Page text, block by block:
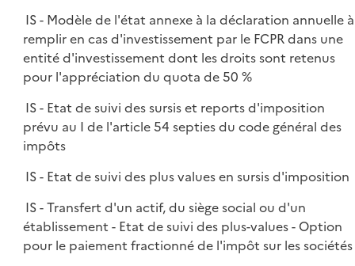
IS - Modèle de l'état annexe à la déclaration annuelle à
remplir en cas d'investissement par le FCPR dans une
entité d'investissement dont les droits sont retenus
pour l'appréciation du quota de 50 %
IS - Etat de suivi des sursis et reports d'imposition
prévu au I de l'article 54 septies du code général des
impôts
IS - Etat de suivi des plus values en sursis d'imposition
IS - Transfert d'un actif, du siège social ou d'un
établissement - Etat de suivi des plus-values - Option
pour le paiement fractionné de l'impôt sur les sociétés